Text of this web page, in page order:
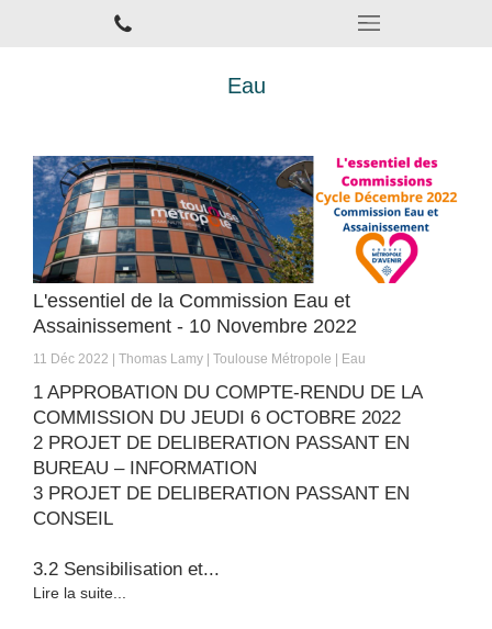
Eau
L'essentiel de la Commission Eau et
Assainissement - 10 Novembre 2022
11 Déc 2022 Thomas Lamy Toulouse Métropole Eau
1 APPROBATION DU COMPTE-RENDU DE LA
COMMISSION DU JEUDI 6 OCTOBRE 2022
2 PROJET DE DELIBERATION PASSANT EN
BUREAU – INFORMATION
3 PROJET DE DELIBERATION PASSANT EN
CONSEIL
3.2 Sensibilisation et...
Lire la suite...